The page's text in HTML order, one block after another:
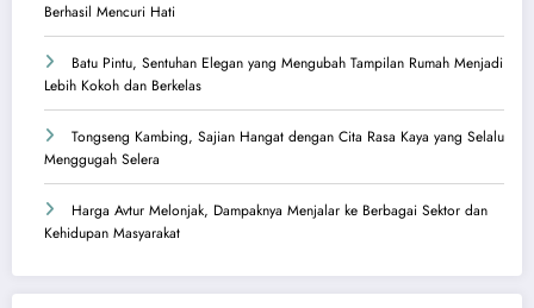
Berhasil Mencuri Hati
Batu Pintu, Sentuhan Elegan yang Mengubah Tampilan Rumah Menjadi
Lebih Kokoh dan Berkelas
Tongseng Kambing, Sajian Hangat dengan Cita Rasa Kaya yang Selalu
Menggugah Selera
Harga Avtur Melonjak, Dampaknya Menjalar ke Berbagai Sektor dan
Kehidupan Masyarakat